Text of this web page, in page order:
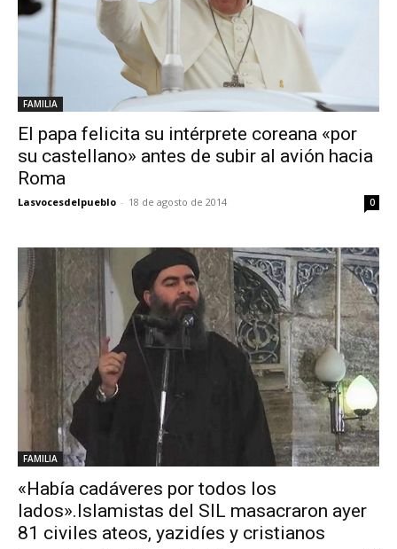
FAMILIA
El papa felicita su intérprete coreana «por
su castellano» antes de subir al avión hacia
Roma
Lasvocesdelpueblo - 18 de agosto de 2014 0
FAMILIA
«Había cadáveres por todos los
lados».Islamistas del SIL masacraron ayer
81 civiles ateos, yazidíes y cristianos